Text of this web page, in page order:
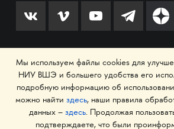
© 1993–2026 Национальный
университет «Высшая школа
Мы используем файлы cookies для
НИУ ВШЭ и большего удобства его
подробную информацию об
можно найти здесь, наши правила
данных – здесь. Продолжая
подтверждаете, что были